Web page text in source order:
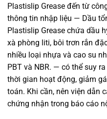
Plastislip Grease đến từ
thông tin nhập liệu — Dầu
Plastislip Grease chứa dầu
xà phòng liti, bôi trơn rắn
nhiều loại nhựa và cao su
PBT và NBR. — có thể suy
thời gian hoạt động, giảm
toán. Khi cần, nên viện dẫn
chứng nhận trong báo cáo